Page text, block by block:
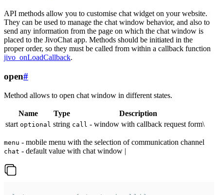
API methods allow you to customise chat widget on your website.
They can be used to manage the chat window behavior, and also to
send any information from the page on which the chat window is
placed to the JivoChat app. Methods should be initiated in the
proper order, so they must be called from within a callback function
jivo_onLoadCallback.
open#
Method allows to open chat window in different states.
Name Type
Description
start optional string call - window with callback request form\
menu - mobile menu with the selection of communication channel
chat - default value with chat window |